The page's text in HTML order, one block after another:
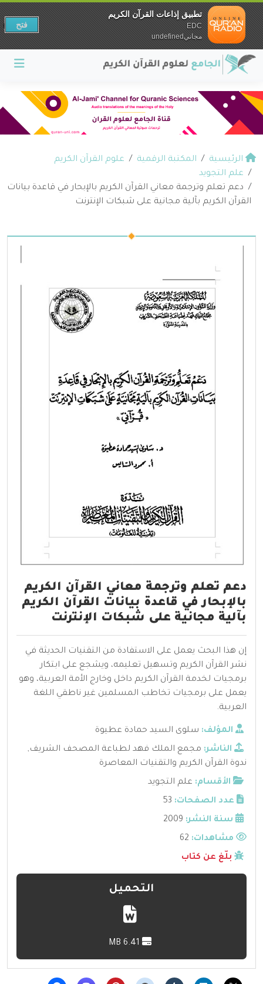
الرئيسية المكتبة الرقمية
علوم القرآن الكريم
علم التجويد
دعم تعلم وترجمة معاني القرآن الكريم بالإبحار في قاعدة بيانات
القرآن الكريم بآلية مجانية على شبكات الإنترنت
دعم تعلم وترجمة معاني القرآن الكريم
بالإبحار في قاعدة بيانات القرآن الكريم
بآلية مجانية على شبكات الإنترنت
إن هذا البحث يعمل على الاستفادة من التقنيات الحديثة في
نشر القرآن الكريم وتسهيل تعليمه، ويشجع على ابتكار
برمجيات لخدمة القرآن الكريم داخل وخارج الأمة العربية، وهو
يعمل على برمجيات تخاطب المسلمين غير ناطقي اللغة
العربية.
المؤلف: سلوى السيد حمادة عطيوة
الناشر: مجمع الملك فهد لطباعة المصحف الشريف,
ندوة القرآن الكريم والتقنيات المعاصرة
الأقسام: علم التجويد
عدد الصفحات: 53
سنة النشر: 2009
مشاهدات:
بلّغ عن كتاب
التحميل
تطبيق إذاعات القرآن الكريم
EDC
مجانيundefined
فتح